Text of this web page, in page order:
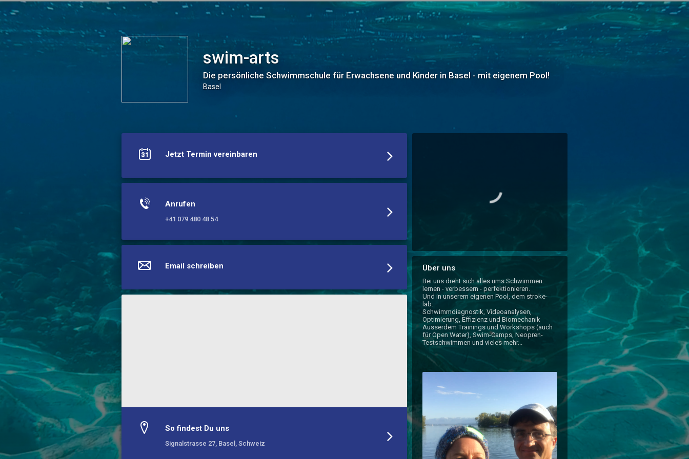
swim-arts
swim-arts
Die persönliche Schwimmschule für Erwachsene und Kinder in Basel - mit eigenem Pool!
Basel
Jetzt Termin vereinbaren
Anrufen
+41 079 480 48 54
Email schreiben
So findest Du uns
Signalstrasse 27, Basel, Schweiz
Über uns
Bei uns dreht sich alles ums Schwimmen:
lernen - verbessern - perfektionieren.
Und in unserem eigenen Pool, dem stroke-
lab:
Schwimmdiagnostik, Videoanalysen,
Optimierung, Effizienz und Biomechanik
Ausserdem Trainings und Workshops (auch
für Open Water), Swim-Camps, Neopren-
Testschwimmen und vieles mehr...